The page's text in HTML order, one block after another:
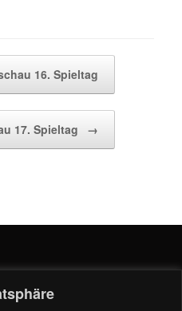
16. Spieltag
17. Spieltag →